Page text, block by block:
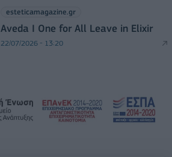
esteticamagazine.gr
Aveda I One for All Leave in Elixir
22/07/2026 - 13:20